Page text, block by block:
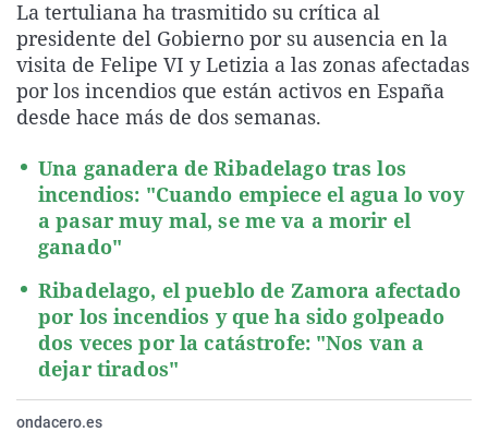
La rosa de los vientos
Gente viajera
Como el perro y el
Caso
Retornados
Equipo de
Extremadura
Galicia
La Rioja
País Vasco
Virales
Televisión
Elecciones
La tertuliana ha trasmitido su crítica al
presidente del Gobierno por su ausencia en la
visita de Felipe VI y Letizia a las zonas afectadas
por los incendios que están activos en España
desde hace más de dos semanas.
Una ganadera de Ribadelago tras los
incendios: "Cuando empiece el agua lo voy
a pasar muy mal, se me va a morir el
ganado"
Ribadelago, el pueblo de Zamora afectado
por los incendios y que ha sido golpeado
dos veces por la catástrofe: "Nos van a
dejar tirados"
ondacero.es